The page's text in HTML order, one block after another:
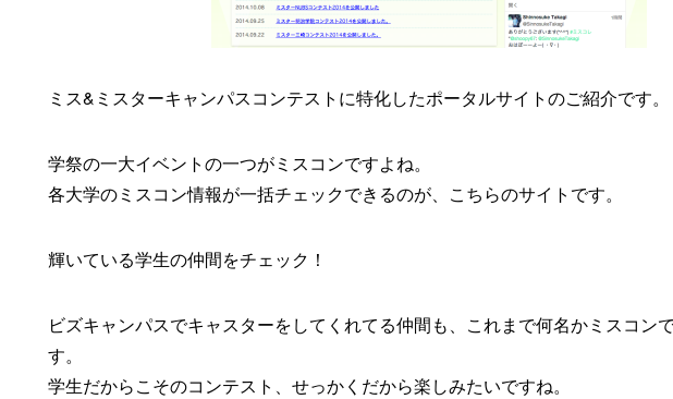
ミス&ミスターキャンパスコンテストに特化したポータルサイトのご紹介です。
学祭の一大イベントの一つがミスコンですよね。
各大学のミスコン情報が一括チェックできるのが、こちらのサイトです。
輝いている学生の仲間をチェック！
ビズキャンパスでキャスターをしてくれてる仲間も、これまで何名かミスコン
す。
学生だからこそのコンテスト、せっかくだから楽しみたいですね。